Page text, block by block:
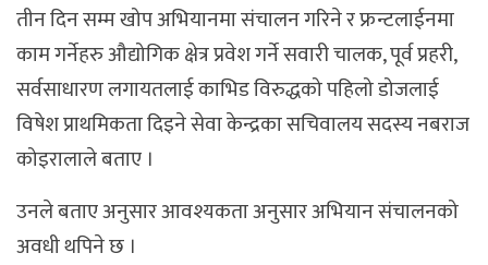
तीन दिन सम्म खोप अभियानमा संचालन गरिने र फ्रन्टलाईनमा
काम गर्नेहरु औद्योगिक क्षेत्र प्रवेश गर्ने सवारी चालक, पूर्व प्रहरी,
सर्वसाधारण लगायतलाई काभिड विरुद्धको पहिलो डोजलाई
विषेश प्राथमिकता दिइने सेवा केन्द्रका सचिवालय सदस्य नबराज
कोइरालाले बताए ।
उनले बताए अनुसार आवश्यकता अनुसार अभियान संचालनको
अवधी थपिने छ ।